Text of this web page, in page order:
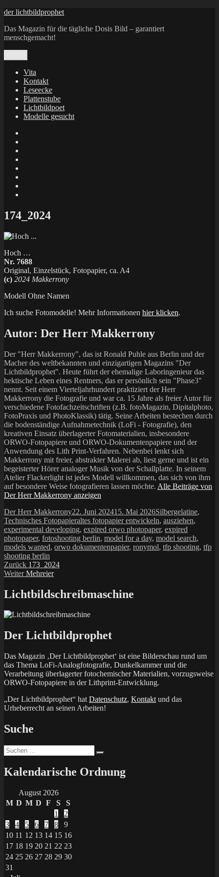
Zum
springen
der lichtbildprophet
Das Magazin für die tägliche Dosis Bild – garantiert
menschgemacht!
Vita
Kontakt
Leseecke
Plattenstube
Lichtbildpoet
Modelle gesucht
X
174_2024
Hoch …
Nr. 7688
Original, Einzelstück, Fotopapier, ca. A4
(c) 2024 Makkerrony
Modell Ohne Namen
Ich suche Fotomodelle! Mehr Informationen hier klicken.
Autor: Der Herr Makkerrony
Der "Herr Makkerrony", das ist Ronald Puhle aus Berlin und der
Macher des weltbekannten und einzigartigen Magazins "Der
Lichtbildprophet". Heute führt der ehemalige Laboringenieur das
hektische Leben eines Rentners, das er persönlich sein "Phase3"
nennt. Seit einem Vierteljahrhundert praktiziert der Herr
Makkerrony die Fotografie und war ca. 15 Jahre als freier Autor für
verschiedene Fotofachzeitschriften (z.B. fotoMagazin, Dipitalphoto,
FotoPraxis und PhotoKlassik) tätig. Seine Arbeiten bestechen durch
die bodenständige Aufnahmetechnik (LoFi - Fotografie), den
kreativen Einsatz überlagerter Fotomaterialien, insbesondere
ORWO-Fotopapiere und ORWO-Dokumentenpapiere und der
Anwendung des Lith Print-Verfahren. Nebenbei lenkt sich
Makkerrony mit freier, abstrakter Malerei ab, liest gerne und ist ein
begeisterter Hörer analoger Musik von der Schallplatte. In seinem
Atelier Flackerlight ist jedes Modell willkommen, das sich von ihm
auf besondere Weise fotografieren lassen möchte. Alle Beiträge von
Der Herr Makkerrony anzeigen
Autor
Der Herr MakkerronyVeröffentlicht
am
22. Juni 202415. Mai 2026Kategorien
Silbergelatine,
Technisches FotopapierSchlagwörter
altes fotopapier entwickeln, ausziehen,
experimental developing, expired orwo photopaper, expired
photopaper, fotoshooting berlin, model for a day, model search,
models wanted, orwo dokumentenpapier, ronymol, tfp shooting, tfp
shooting berlin
Beitragsnavigation
Zurück Vorheriger
Beitrag:
173_2024
Weiter Nächster
Mehreier
Lichtbildschreibmaschine
Der Lichtbildprophet
Das Magazin ‚Der Lichtbildprophet‘ ist eine Bilderschau rund um
das Thema LoFi-Analogfotografie, Dunkelkammer und die
Verarbeitung überlagerter fotochemischer Materialien, vorzugsweise
ORWO-Fotopapiere in der Lithprint-Entwicklung.
„Der Lichtbildprophet“ hat Datenschutz, Kontakt und das
Urheberrecht an seinen Arbeiten!
Suche
Suchen
nach:
Kalendarische Ordnung
August 2026
M D M D F S
S
1
2
3
4 5 6 7 8
9
10 11 12 13 14 15 16
17 18 19 20 21 22 23
24 25 26 27 28 29 30
31